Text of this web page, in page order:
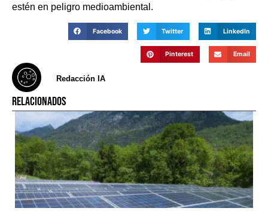
estén en peligro medioambiental.
Facebook Twitter LinkedIn
Pinterest Email
Redacción IA
RELACIONADOS